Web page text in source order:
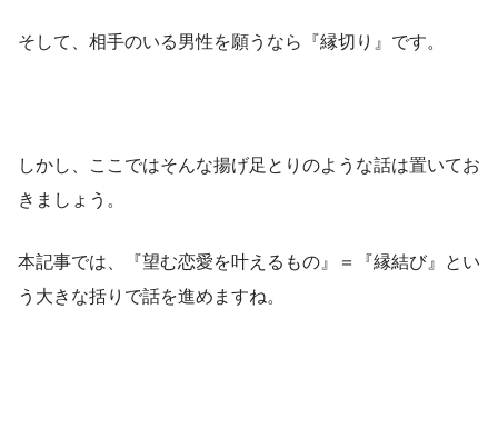
そして、相手のいる男性を願うなら『縁切り』です。
しかし、ここではそんな揚げ足とりのような話は置いてお
きましょう。
本記事では、『望む恋愛を叶えるもの』＝『縁結び』とい
う大きな括りで話を進めますね。